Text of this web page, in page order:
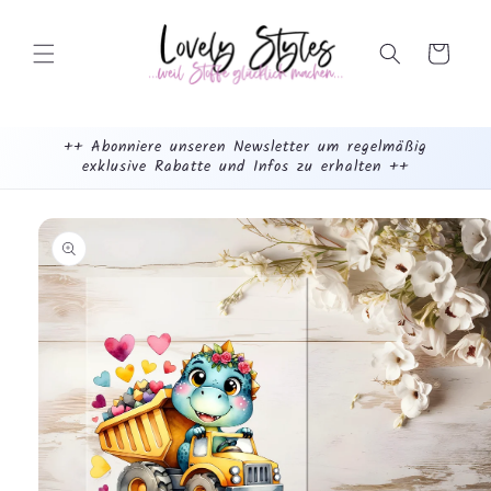
Inhalt Warenkorb
++ Abonniere unseren Newsletter um regelmäßig
exklusive Rabatte und Infos zu erhalten ++
mehr
dazu...